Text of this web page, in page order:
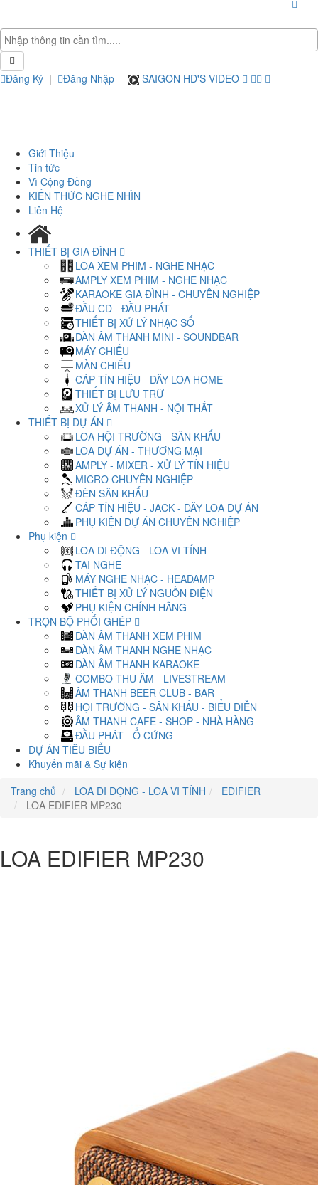
Đăng Ký | Đăng Nhập SAIGON HD'S VIDEO
Giới Thiệu
Tin tức
Vì Cộng Đồng
KIẾN THỨC NGHE NHÌN
Liên Hệ
THIẾT BỊ GIA ĐÌNH
LOA XEM PHIM - NGHE NHẠC
AMPLY XEM PHIM - NGHE NHẠC
KARAOKE GIA ĐÌNH - CHUYÊN NGHIỆP
ĐẦU CD - ĐẦU PHÁT
THIẾT BỊ XỬ LÝ NHẠC SỐ
DÀN ÂM THANH MINI - SOUNDBAR
MÁY CHIẾU
MÀN CHIẾU
CÁP TÍN HIỆU - DÂY LOA HOME
THIẾT BỊ LƯU TRỮ
XỬ LÝ ÂM THANH - NỘI THẤT
THIẾT BỊ DỰ ÁN
LOA HỘI TRƯỜNG - SÂN KHẤU
LOA DỰ ÁN - THƯƠNG MẠI
AMPLY - MIXER - XỬ LÝ TÍN HIỆU
MICRO CHUYÊN NGHIỆP
ĐÈN SÂN KHẤU
CÁP TÍN HIỆU - JACK - DÂY LOA DỰ ÁN
PHỤ KIỆN DỰ ÁN CHUYÊN NGHIỆP
Phụ kiện
LOA DI ĐỘNG - LOA VI TÍNH
TAI NGHE
MÁY NGHE NHẠC - HEADAMP
THIẾT BỊ XỬ LÝ NGUỒN ĐIỆN
PHỤ KIỆN CHÍNH HÃNG
TRỌN BỘ PHỐI GHÉP
DÀN ÂM THANH XEM PHIM
DÀN ÂM THANH NGHE NHẠC
DÀN ÂM THANH KARAOKE
COMBO THU ÂM - LIVESTREAM
ÂM THANH BEER CLUB - BAR
HỘI TRƯỜNG - SÂN KHẤU - BIỂU DIỄN
ÂM THANH CAFE - SHOP - NHÀ HÀNG
ĐẦU PHÁT - Ổ CỨNG
DỰ ÁN TIÊU BIỂU
Khuyến mãi & Sự kiện
Trang chủ
LOA DI ĐỘNG - LOA VI TÍNH
EDIFIER
LOA EDIFIER MP230
LOA EDIFIER MP230